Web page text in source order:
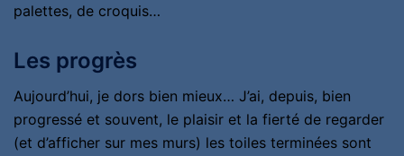
palettes, de croquis…
Les progrès
Aujourd’hui, je dors bien mieux… J’ai, depuis, bien
progressé et souvent, le plaisir et la fierté de regarder
(et d’afficher sur mes murs) les toiles terminées sont